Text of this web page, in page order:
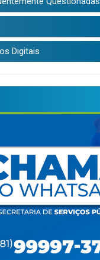
Digitais